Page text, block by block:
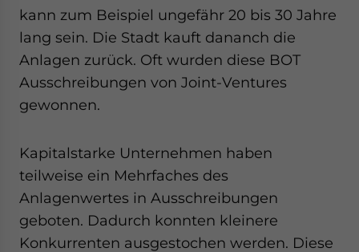
kann zum Beispiel ungefähr 20 bis 30 Jahre
lang sein. Die Stadt kauft dananch die
Anlagen zurück. Oft wurden diese BOT
Ausschreibungen von Joint-Ventures
gewonnen.
Kapitalstarke Unternehmen haben
teilweise ein Mehrfaches des
Anlagenwertes in Ausschreibungen
geboten. Dadurch konnten kleinere
Konkurrenten ausgestochen werden. Diese